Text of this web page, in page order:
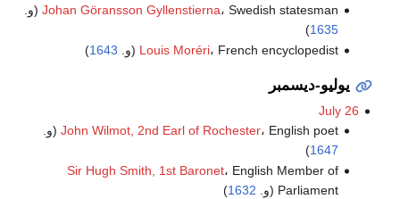
Johan Göransson Gyllenstierna، Swedish statesman (و.
1635
)
Louis Moréri، French encyclopedist (و. 1643
)
يوليو-ديسمبر
July 26
John Wilmot, 2nd Earl of Rochester، English poet (و.
1647
)
Sir Hugh Smith, 1st Baronet، English Member of
Parliament (و.
1632
)